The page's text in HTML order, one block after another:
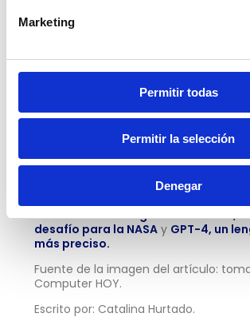
Marketing
Permitir todas
Permitir la selección
Denegar
presenta como objetivo de
los LLM.
Capacidades multimodales,
lanzamiento? ¿Qué reacción tendrá
alguno de los otros competidores? El
y nosotros estaremos aquí para trarte
novedades.
Si quieres profundizar más en esta
anteriores:la Inteligencia Artificial,
desafío para la NASA y GPT-4, un
más preciso.
Fuente de la imagen del artículo:
Computer HOY.
Escrito por: Catalina Hurtado.